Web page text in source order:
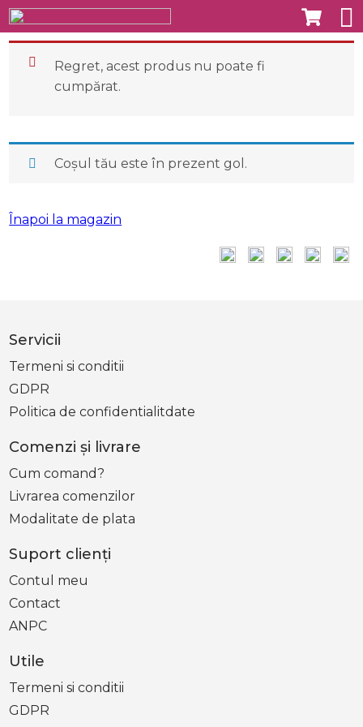
Regret, acest produs nu poate fi
cumpărat.
Coșul tău este în prezent gol.
Înapoi la magazin
Servicii
Termeni si conditii
GDPR
Politica de confidentialitdate
Comenzi şi livrare
Cum comand?
Livrarea comenzilor
Modalitate de plata
Suport clienţi
Contul meu
Contact
ANPC
Utile
Termeni si conditii
GDPR